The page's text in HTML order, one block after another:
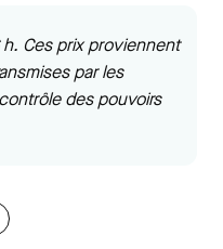
Ces prix proviennent
par les
des pouvoirs